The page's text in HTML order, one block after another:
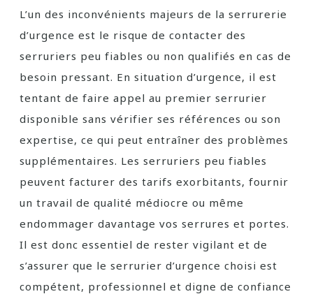
L’un des inconvénients majeurs de la serrurerie
d’urgence est le risque de contacter des
serruriers peu fiables ou non qualifiés en cas de
besoin pressant. En situation d’urgence, il est
tentant de faire appel au premier serrurier
disponible sans vérifier ses références ou son
expertise, ce qui peut entraîner des problèmes
supplémentaires. Les serruriers peu fiables
peuvent facturer des tarifs exorbitants, fournir
un travail de qualité médiocre ou même
endommager davantage vos serrures et portes.
Il est donc essentiel de rester vigilant et de
s’assurer que le serrurier d’urgence choisi est
compétent, professionnel et digne de confiance